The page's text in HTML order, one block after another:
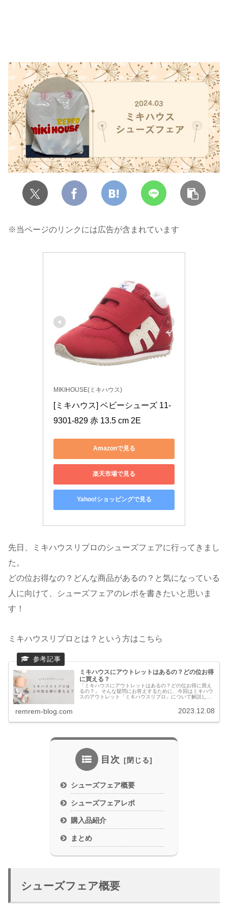
※当ページのリンクには広告が含まれています
MIKIHOUSE(ミキハウス)
[ミキハウス] ベビーシューズ 11-
9301-829 赤 13.5 cm 2E
Amazonで見る
楽天市場で見る
Yahoo!ショッピングで見る
先日、ミキハウスリプロのシューズフェアに行ってきまし
た。
どの位お得なの？どんな商品があるの？と気になっている
人に向けて、シューズフェアのレポを書きたいと思いま
す！
ミキハウスリプロとは？という方はこちら
ミキハウスにアウトレットはあるの？どの位お得
に買える？
「ミキハウスにアウトレットはあるの？どの位お得に買え
るの？」 そんな疑問にお答えするために、今回はミキハウ
スのアウトレット「ミキハウスリプロ」について解説した
remrem-blog.com 2023.12.08
目次
シューズフェア概要
シューズフェアレポ
購入品紹介
まとめ
シューズフェア概要